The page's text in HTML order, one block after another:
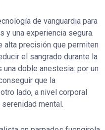
de vanguardia para
y una experiencia segura.
alta precisión que permiten
el sangrado durante la
doble anestesia: por un
que la
lado, a nivel corporal
mental.